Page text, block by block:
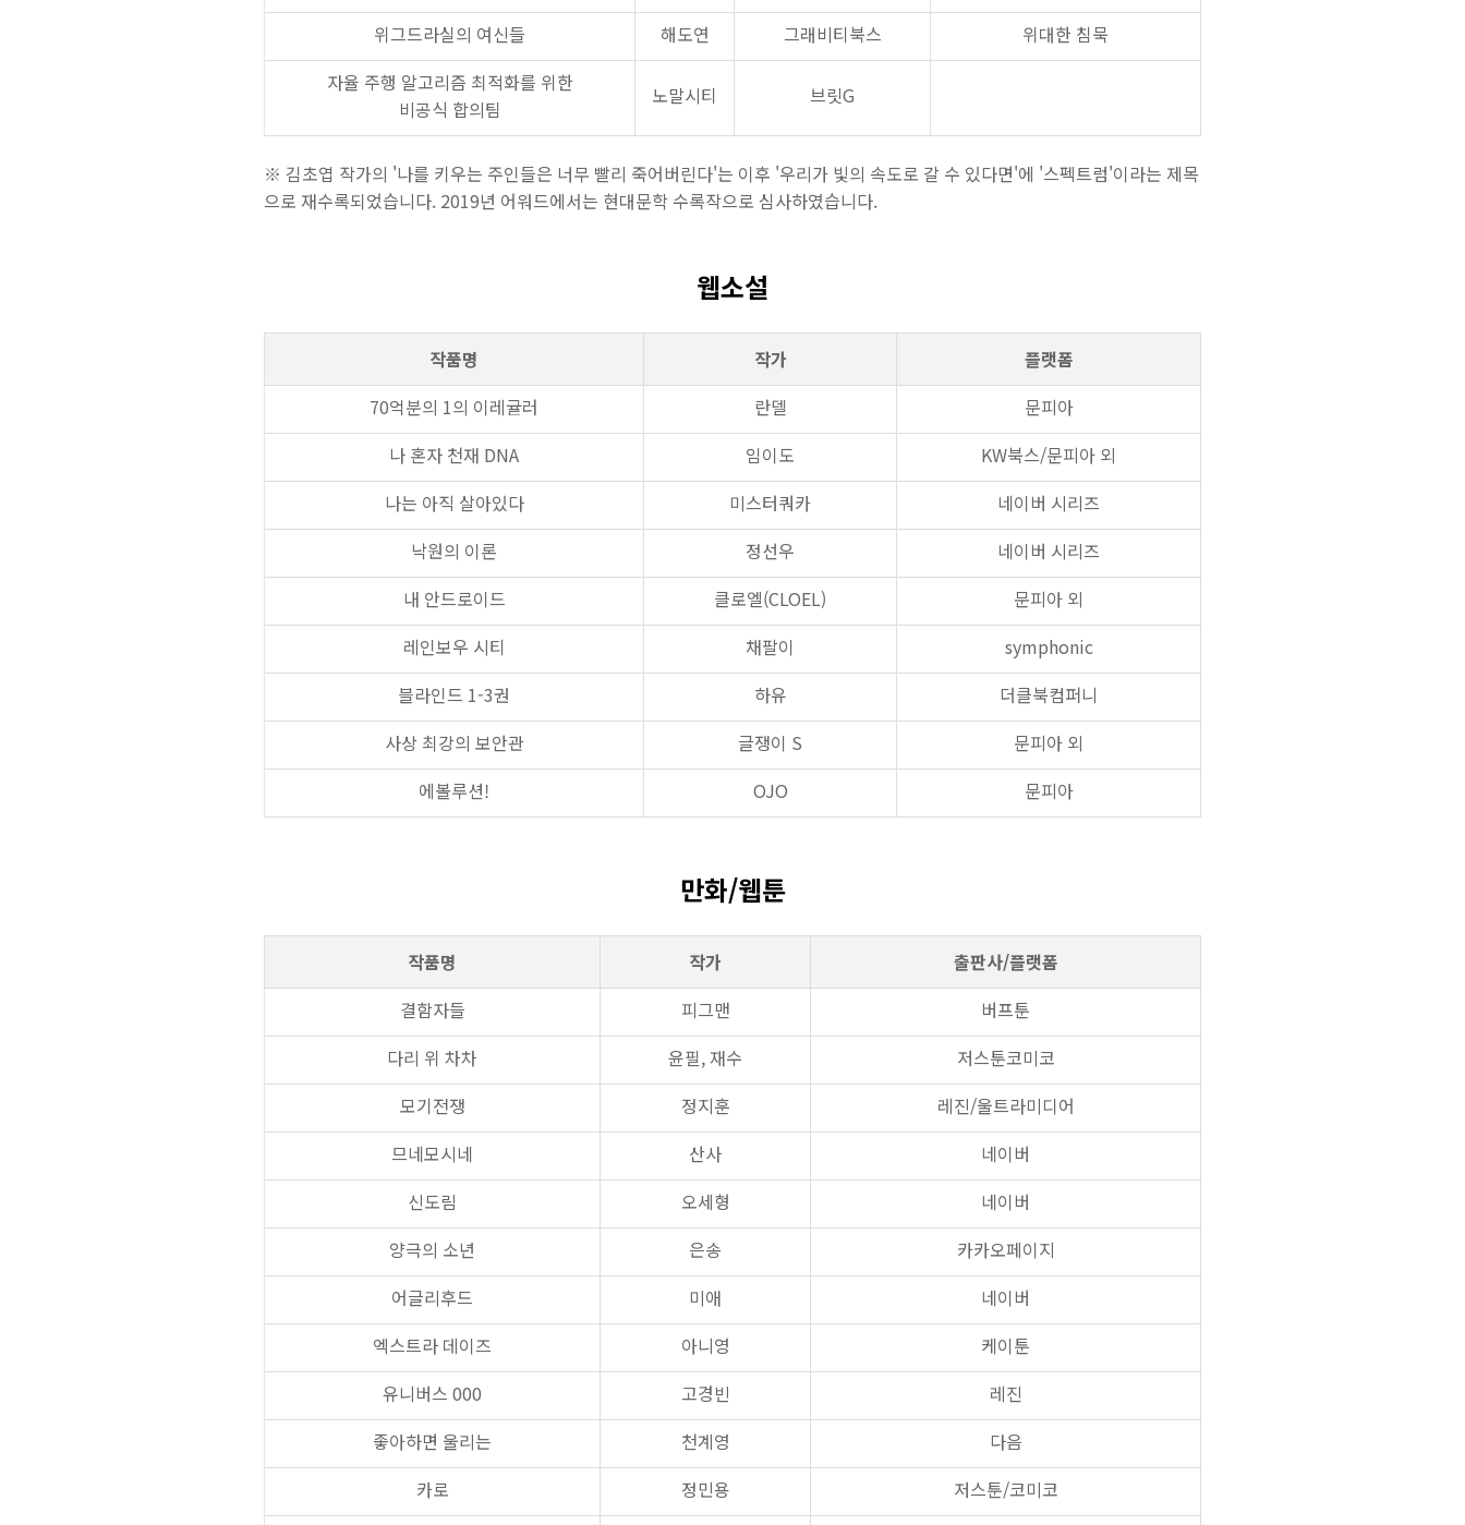
위그드라실의 여신들
해도연 그래비티북스
위대한 침묵
자율 주행 알고리즘 최적화를 위한
비공식 합의팀
노말시티 브릿G
※ 김초엽 작가의 '나를 키우는 주인들은 너무 빨리 죽어버린다'는 이후 '우리가 빛의 속도로 갈 수 있다면'에 '스펙트럼'이라는 제목
으로 재수록되었습니다. 2019년 어워드에서는 현대문학 수록작으로 심사하였습니다.
웹소설
작품명 작가
플랫폼
70억분의 1의 이레귤러
란델
문피아
나 혼자 천재 DNA
임이도
KW북스/문피아 외
나는 아직 살아있다
미스터쿼카
네이버 시리즈
낙원의 이론
정선우
네이버 시리즈
내 안드로이드
클로엘(CLOEL)
문피아 외
레인보우 시티
채팔이
symphonic
블라인드 1-3권
하유
더클북컴퍼니
사상 최강의 보안관
글쟁이 S
문피아 외
에볼루션!
OJO 문피아
만화/웹툰
작품명 작가
출판사/플랫폼
결함자들
피그맨
버프툰
다리 위 차차
윤필, 재수
저스툰코미코
모기전쟁
정지훈
레진/울트라미디어
므네모시네
산사
네이버
신도림
오세형
네이버
양극의 소년
은송
카카오페이지
어글리후드
미애
네이버
엑스트라 데이즈
아니영
케이툰
유니버스 000
고경빈
레진
좋아하면 울리는
천계영
다음
카로
정민용
저스툰/코미코